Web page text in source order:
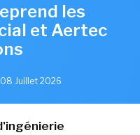
les
et Aertec
Juillet 2026